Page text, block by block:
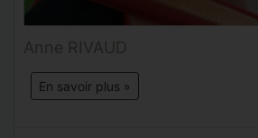
Anne RIVAUD
En savoir plus »